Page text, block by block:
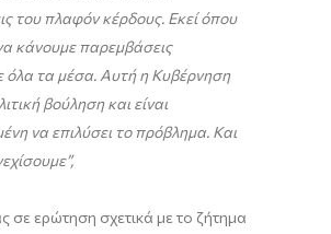
του πλαφόν κέρδους. Εκεί όπου
κάνουμε παρεμβάσεις
όλα τα μέσα. Αυτή η Κυβέρνηση
βούληση και είναι
να επιλύσει το πρόβλημα. Και
σε ερώτηση σχετικά με το ζήτημα